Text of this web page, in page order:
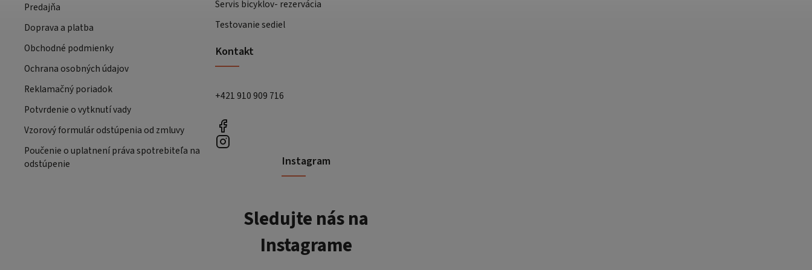
Predajňa
Doprava a platba
Obchodné podmienky
Ochrana osobných údajov
Reklamačný poriadok
Potvrdenie o vytknutí vady
Vzorový formulár odstúpenia od zmluvy
Poučenie o uplatnení práva spotrebiteľa na
odstúpenie
Servis bicyklov- rezervácia
Testovanie sediel
Kontakt
+421 910 909 716
Instagram
Sledujte nás na
Instagrame